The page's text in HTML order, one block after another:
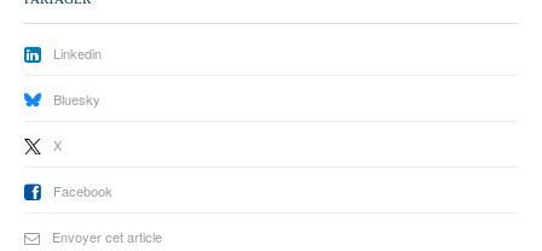
Linkedin
Bluesky
X
Facebook
Envoyer cet article